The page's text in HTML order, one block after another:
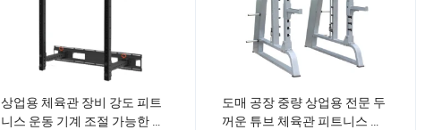
상업용 체육관 장비 강도 피트
니스 운동 기계 조절 가능한 스
도매 공장 중량 상업용 전문 두
꺼운 튜브 체육관 피트니스 장